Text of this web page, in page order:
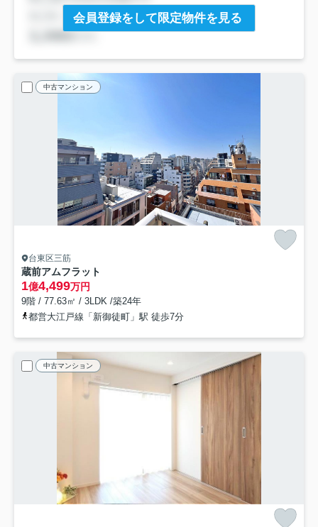
会員登録をして限定物件を見る
中古マンション
台東区三筋
蔵前アムフラット
1億4,499万円
9階 / 77.63㎡ / 3LDK /築24年
都営大江戸線「新御徒町」駅 徒歩7分
中古マンション